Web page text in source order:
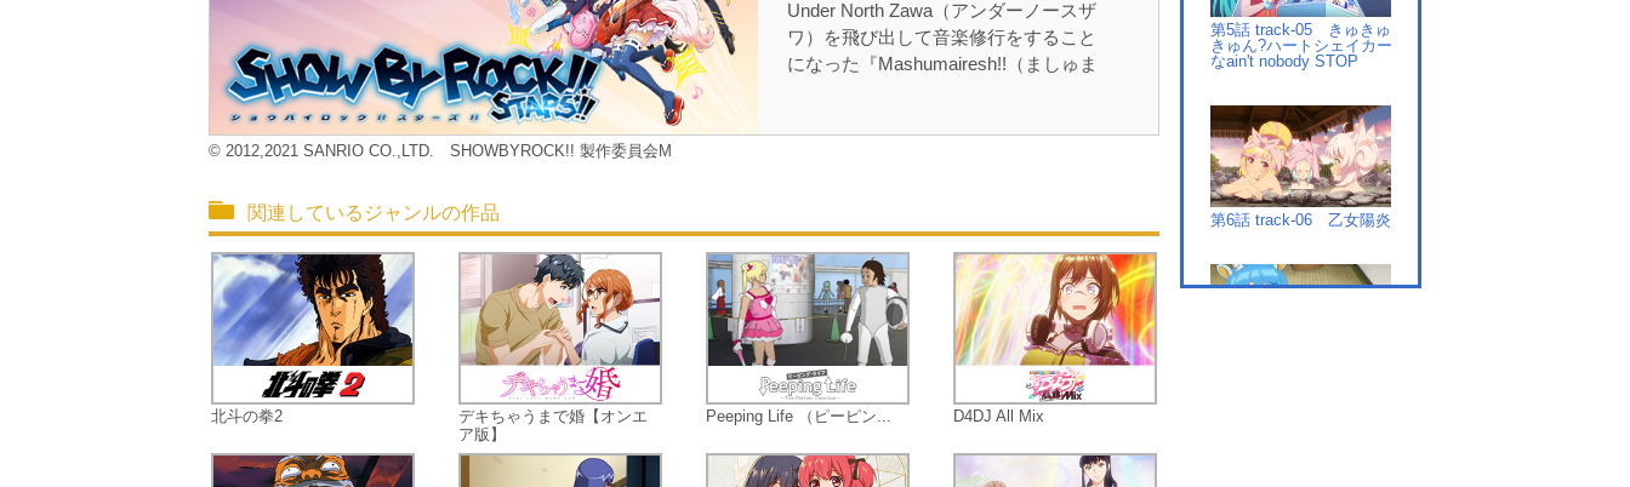
Under North Zawa（アンダーノースザ
ワ）を飛び出して音楽修行をすること
になった『Mashumairesh!!（ましゅま
TVアニメ「SHOW BY ROCK!!」シリー
ズに登場したキャラクター達によるALL
STARS!!集結のROCKな音楽ストーリ
ー！ライブスタートにゃん！！
© 2012,2021 SANRIO CO.,LTD. SHOWBYROCK!! 製作委員会M
関連しているジャンルの作品
北斗の拳2
デキちゃうまで婚【オンエ
ア版】
Peeping Life （ピーピン... D4DJ All Mix
第5話 track-05 きゅきゅ
きゅん?ハートシェイカー
なain't nobody STOP
第6話 track-06 乙女陽炎